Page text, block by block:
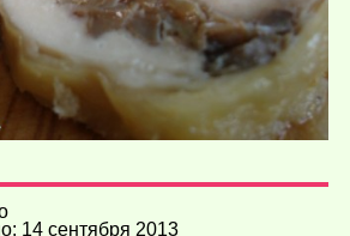
14 сентября 2013